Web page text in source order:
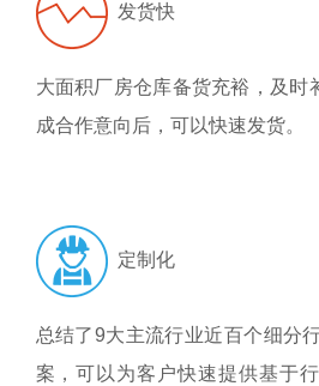
发货快
大面积厂房仓库备货充裕，及时
成合作意向后，可以快速发货。
定制化
总结了9大主流行业近百个细分
案，可以为客户快速提供基于